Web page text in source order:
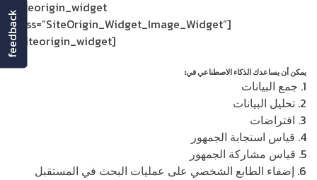
[siteorigin_widget
class=”SiteOrigin_Widget_Image_Widget”]
[/siteorigin_widget]
يمكن أن يساعدك الذكاء الاصطناعي في:
1. جمع البيانات
2. تحليل البيانات
3. افتراضات
4. قياس استجابة الجمهور
5. قياس مشاركة الجمهور
6. إضفاء الطابع الشخصي على عمليات البحث في المستقبل
feedback